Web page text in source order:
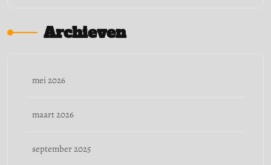
Archieven
mei 2026
maart 2026
september 2025